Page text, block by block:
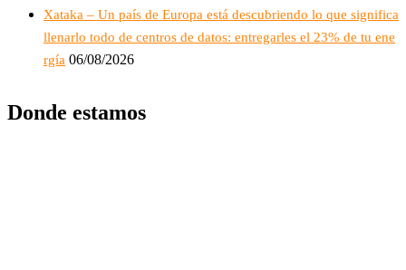
Xataka – Un país de Europa está descubriendo lo que significa
llenarlo todo de centros de datos: entregarles el 23% de tu ene
rgía 06/08/2026
Donde estamos